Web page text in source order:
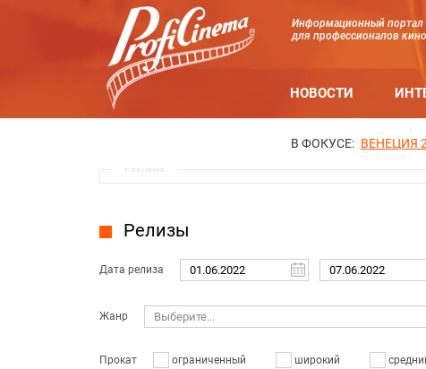
Информационный портал
для профессионалов
НОВОСТИ
В ФОКУСЕ: ВЕНЕЦИЯ
Реклама
Релизы
Дата релиза
Жанр Выберите...
Прокат ограниченный широкий